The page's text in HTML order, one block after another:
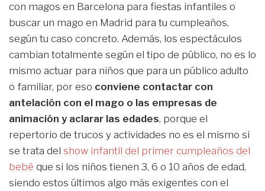
con magos en Barcelona para fiestas infantiles o
buscar un mago en Madrid para tu cumpleaños,
según tu caso concreto. Además, los espectáculos
cambian totalmente según el tipo de público, no es lo
mismo actuar para niños que para un público adulto
o familiar, por eso conviene contactar con
antelación con el mago o las empresas de
animación y aclarar las edades, porque el
repertorio de trucos y actividades no es el mismo si
se trata del show infantil del primer cumpleaños del
bebé que si los niños tienen 3, 6 o 10 años de edad,
siendo estos últimos algo más exigentes con el